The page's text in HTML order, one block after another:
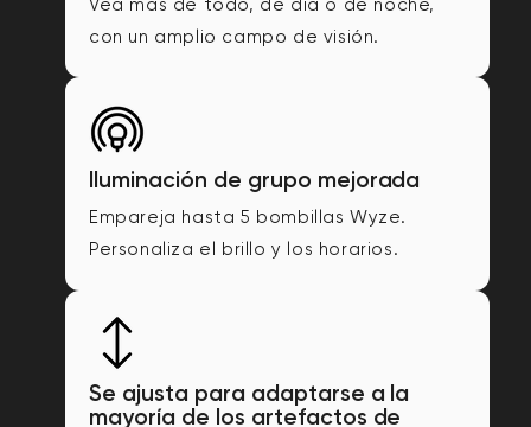
Vea más de todo, de día o de noche,
con un amplio campo de visión.
Iluminación de grupo mejorada
Empareja hasta 5 bombillas Wyze.
Personaliza el brillo y los horarios.
Se ajusta para adaptarse a la
mayoría de los artefactos de